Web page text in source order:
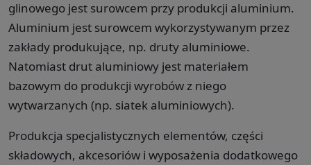
glinowego jest surowcem przy produkcji aluminium.
Aluminium jest surowcem wykorzystywanym przez
zakłady produkujące, np. druty aluminiowe.
Natomiast drut aluminiowy jest materiałem
bazowym do produkcji wyrobów z niego
wytwarzanych (np. siatek aluminiowych).
Produkcja specjalistycznych elementów, części
składowych, akcesoriów i wyposażenia dodatkowego